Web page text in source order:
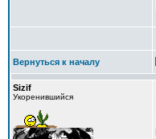
Вернуться к началу
Sizif
Укоренившийся